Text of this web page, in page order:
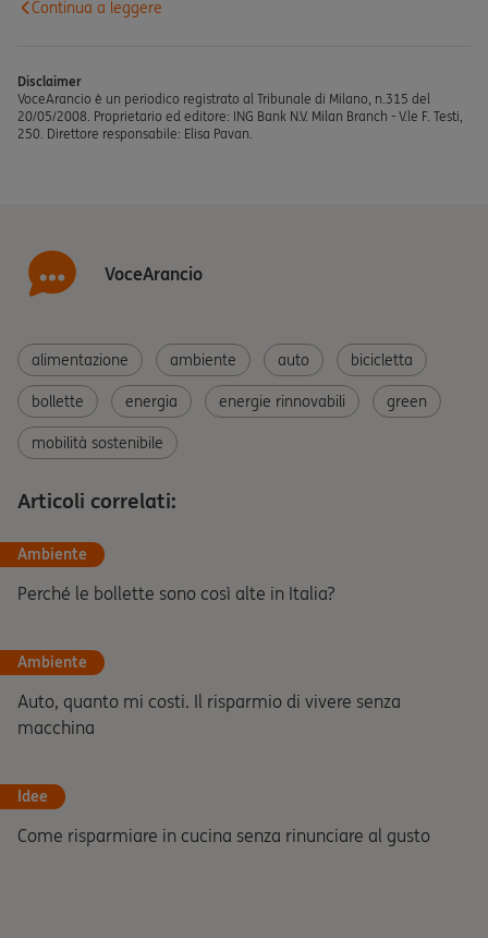
Continua a leggere
Disclaimer
VoceArancio è un periodico registrato al Tribunale di Milano, n.315 del
20/05/2008. Proprietario ed editore: ING Bank N.V. Milan Branch - V.le F. Testi,
250. Direttore responsabile: Elisa Pavan.
VoceArancio
alimentazione ambiente auto bicicletta
bollette energia energie rinnovabili green
mobilità sostenibile
Articoli correlati:
Ambiente
Perché le bollette sono così alte in Italia?
Ambiente
Auto, quanto mi costi. Il risparmio di vivere senza
macchina
Idee
Come risparmiare in cucina senza rinunciare al gusto